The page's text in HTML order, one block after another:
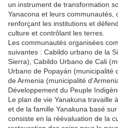
un instrument de transformation
Yanacona et leurs communautés,
renforçant les institutions et
culture et contrôlant les terres.
Les communautés organisées
suivantes : Cabildo urbano de la
Sierra), Cabildo Urbano de Cali
Urbano de Popayán (municipalité
de Armenia (municipalité
Développement du Peuple
Le plan de vie Yanakuna travaille
et de la famille Yanakuna basé
consiste en la réévaluation de la